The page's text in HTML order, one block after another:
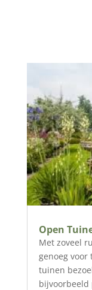
Open
Met zoveel
genoeg voor
tuinen
bijvoorbeeld